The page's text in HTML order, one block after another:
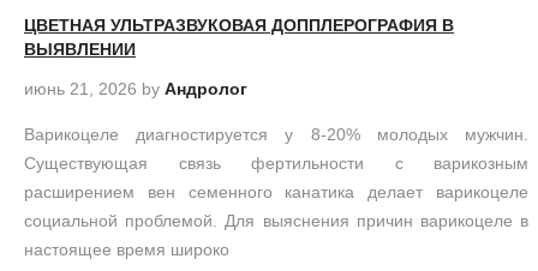
ЦВЕТНАЯ УЛЬТРАЗВУКОВАЯ ДОППЛЕРОГРАФИЯ В
ВЫЯВЛЕНИИ
июнь 21, 2026 by Андролог
Варикоцеле диагностируется у 8-20% молодых мужчин.
Существующая связь фертильности с варикозным
расширением вен семенного канатика делает варикоцеле
социальной проблемой. Для выяснения причин варикоцеле в
настоящее время широко